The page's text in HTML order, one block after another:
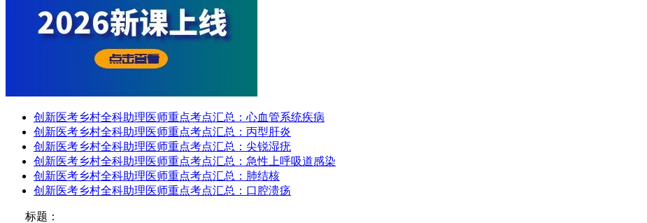
创新医考乡村全科助理医师重点考点汇总：心血管系统疾病
创新医考乡村全科助理医师重点考点汇总：丙型肝炎
创新医考乡村全科助理医师重点考点汇总：尖锐湿疣
创新医考乡村全科助理医师重点考点汇总：急性上呼吸道感染
创新医考乡村全科助理医师重点考点汇总：肺结核
创新医考乡村全科助理医师重点考点汇总：口腔溃疡
标题：